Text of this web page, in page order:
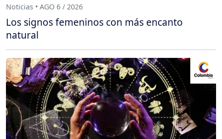
Noticias • AGO 6 / 2026
Los signos femeninos con más encanto
natural